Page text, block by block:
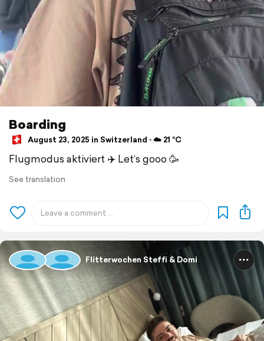
Boarding
August 23, 2025 in Switzerland ⋅ ☁️ 21 °C
Flugmodus aktiviert ✈️ Let‘s gooo 🥳
See translation
Flitterwochen Steffi & Domi